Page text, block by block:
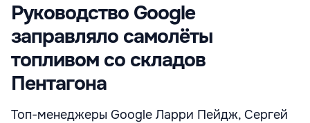
Руководство Google
заправляло самолёты
топливом со складов
Пентагона
Топ-менеджеры Google Ларри Пейдж, Сергей